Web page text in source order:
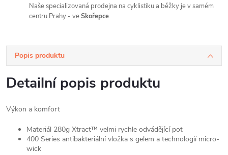
Naše specializovaná prodejna na cyklistiku a běžky je v samém
centru Prahy - veSkořepce.
Popis produktu
Detailní popis produktu
Výkon a komfort
Materiál 280g Xtract™ velmi rychle odvádějící pot
400 Series antibakteriální vložka s gelem a technologií micro-
wick